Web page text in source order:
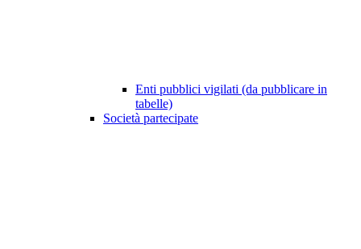
Enti pubblici vigilati (da pubblicare in
tabelle)
Società partecipate